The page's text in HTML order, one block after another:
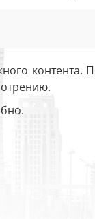
контента.